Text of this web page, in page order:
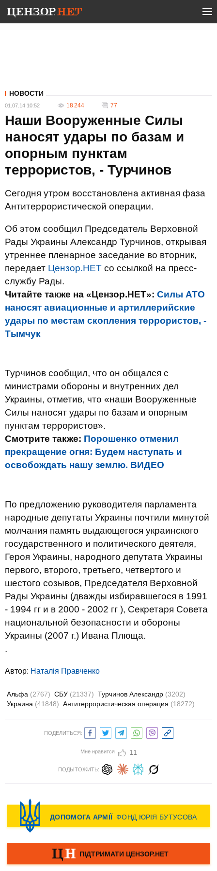
НОВОСТИ
01.07.14 10:52 18 244 77
Наши Вооруженные Силы
наносят удары по базам и
опорным пунктам
террористов, - Турчинов
Сегодня утром восстановлена ​​активная фаза
Антитеррористической операции.
Об этом сообщил Председатель Верховной
Рады Украины Александр Турчинов, открывая
утреннее пленарное заседание во вторник,
передает Цензор.НЕТ со ссылкой на пресс-
службу Рады.
Читайте также на «Цензор.НЕТ»: Силы АТО
наносят авиационные и артиллерийские
удары по местам скопления террористов, -
Тымчук
Турчинов сообщил, что он общался с
министрами обороны и внутренних дел
Украины, отметив, что «наши Вооруженные
Силы наносят удары по базам и опорным
пунктам террористов».
Смотрите также: Порошенко отменил
прекращение огня: Будем наступать и
освобождать нашу землю. ВИДЕО
По предложению руководителя парламента
народные депутаты Украины почтили минутой
молчания память выдающегося украинского
государственного и политического деятеля,
Героя Украины, народного депутата Украины
первого, второго, третьего, четвертого и
шестого созывов, Председателя Верховной
Рады Украины (дважды избиравшегося в 1991
- 1994 гг и в 2000 - 2002 гг ), Секретаря Совета
национальной безопасности и обороны
Украины (2007 г.) Ивана Плюща.
.
Автор: Наталія Правченко
Альфа (2767) СБУ (21337) Турчинов Александр (3202)
Украина (41848) Антитеррористическая операция (18272)
ПОДЕЛИТЬСЯ:
Мне нравится 11
ПОДЫТОЖИТЬ: